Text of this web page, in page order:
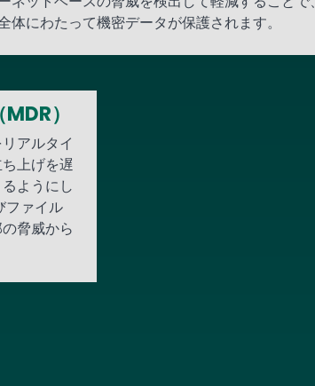
体にわたって機密データが保護されます。
）
アルタイ
上げを遅
ようにし
ファイル
脅威から